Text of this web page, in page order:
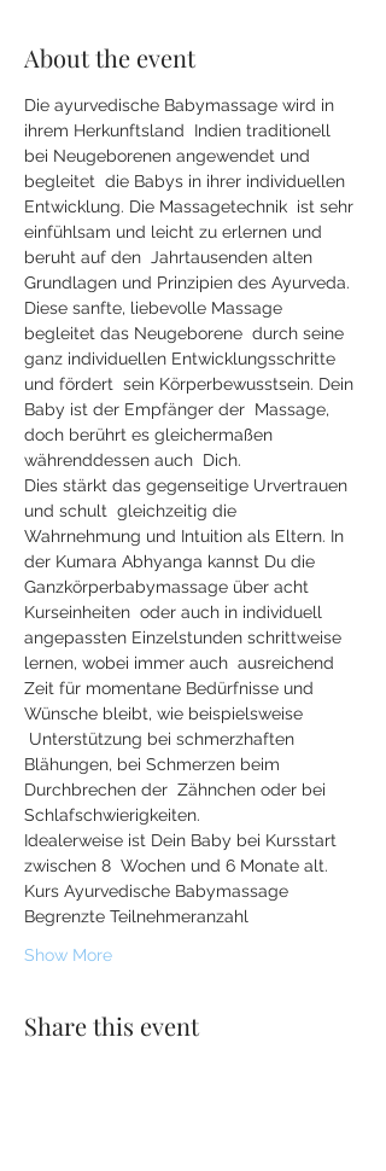
About the event
Die ayurvedische Babymassage wird in
ihrem Herkunftsland  Indien traditionell
bei Neugeborenen angewendet und
begleitet  die Babys in ihrer individuellen
Entwicklung. Die Massagetechnik  ist sehr
einfühlsam und leicht zu erlernen und
beruht auf den  Jahrtausenden alten
Grundlagen und Prinzipien des Ayurveda.
Diese sanfte, liebevolle Massage
begleitet das Neugeborene  durch seine
ganz individuellen Entwicklungsschritte
und fördert  sein Körperbewusstsein. Dein
Baby ist der Empfänger der  Massage,
doch berührt es gleichermaßen
währenddessen auch  Dich.
Dies stärkt das gegenseitige Urvertrauen
und schult  gleichzeitig die
Wahrnehmung und Intuition als Eltern. In
der Kumara Abhyanga kannst Du die
Ganzkörperbabymassage über acht
Kurseinheiten  oder auch in individuell
angepassten Einzelstunden schrittweise
lernen, wobei immer auch  ausreichend
Zeit für momentane Bedürfnisse und
Wünsche bleibt, wie beispielsweise
Unterstützung bei schmerzhaften
Blähungen, bei Schmerzen beim
Durchbrechen der  Zähnchen oder bei
Schlafschwierigkeiten.
Idealerweise ist Dein Baby bei Kursstart
zwischen 8  Wochen und 6 Monate alt.
Kurs Ayurvedische Babymassage
Begrenzte Teilnehmeranzahl
Show More
Share this event